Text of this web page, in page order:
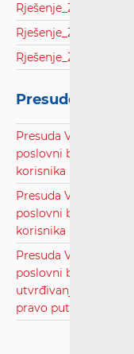
Rješenje_ŽUC
Rješenje_ŽUC
Rješenje_ŽUC
Presude
Presuda Visokog
poslovni broj: Usž-
korisnika i
Presuda Visokog
poslovni broj: Usž-
korisnika i davatelja
Presuda Visokog
poslovni broj: UsII-
utvrđivanja
pravo puta.pdf